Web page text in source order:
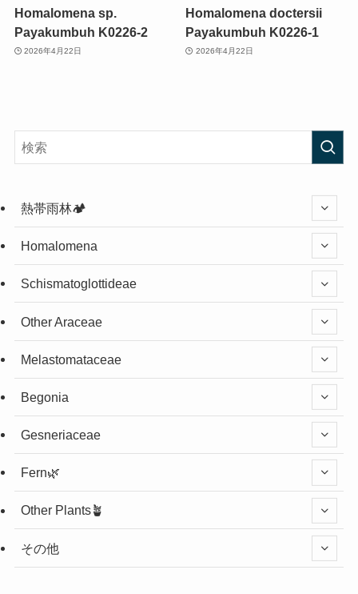
Homalomena sp.
Payakumbuh K0226-2
2026年4月22日
Homalomena doctersii
Payakumbuh K0226-1
2026年4月22日
熱帯雨林🏕️
Homalomena
Schismatoglottideae
Other Araceae
Melastomataceae
Begonia
Gesneriaceae
Fern🌿
Other Plants🪴
その他